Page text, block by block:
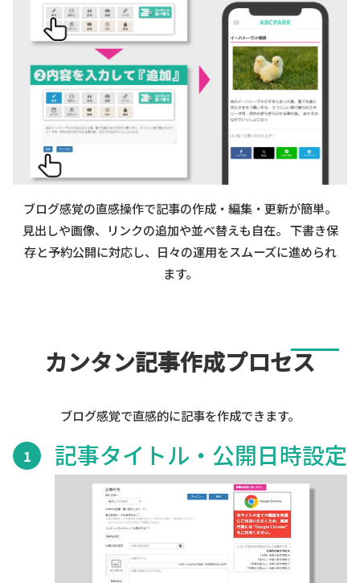
ブログ感覚の直感操作で記事の作成・編集・更新が簡単。
見出しや画像、リンクの追加や並べ替えも自在。 下書き保
存と予約公開に対応し、日々の運用をスムーズに進められ
ます。
カンタン記事作成プロセス
ブログ感覚で直感的に記事を作成できます。
1 記事タイトル・公開日時設定